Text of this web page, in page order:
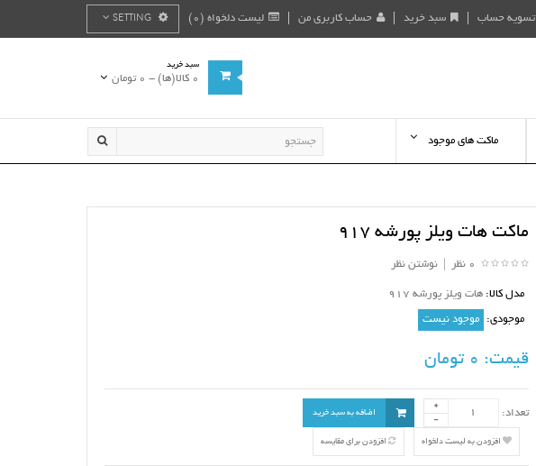
لیست دلخواه (0) حساب کاربری من سبد خرید تسویه حساب SETTING
سبد خرید
0 کالا(ها) - 0 تومان
ماکت های موجود
ماکت هات ویلز پورشه 917
0 نظر |نوشتن نظر
مدل کالا: هات ویلز پورشه 917
موجودی: موجود نیست
قیمت:
تعداد: اضافه به سبد خرید
افزودن به لیست دلخواه افزودن برای مقایسه